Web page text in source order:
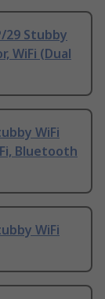
29 Stubby
WiFi (Dual
WiFi
Bluetooth
WiFi